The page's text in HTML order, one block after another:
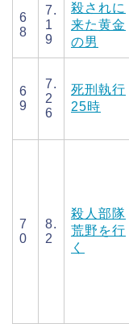
6
8
7.
1
9
殺されに
来た黄金
の男
6
9
7.
2
6
死刑執行
25時
7
0
8.
2
殺人部隊
荒野を行
く